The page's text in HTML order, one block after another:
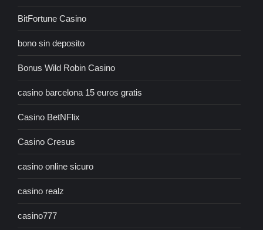
BitFortune Casino
bono sin deposito
Bonus Wild Robin Casino
casino barcelona 15 euros gratis
Casino BetNFlix
Casino Cresus
casino online sicuro
casino realz
casino777